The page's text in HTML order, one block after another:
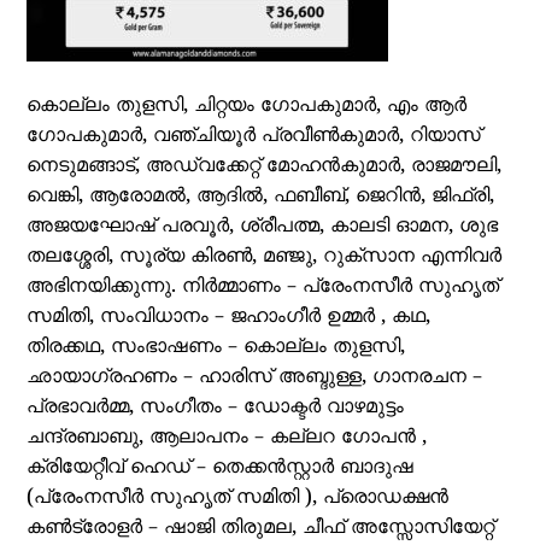
കൊല്ലം തുളസി, ചിറ്റയം ഗോപകുമാർ, എം ആർ
ഗോപകുമാർ, വഞ്ചിയൂർ പ്രവീൺകുമാർ, റിയാസ്
നെടുമങ്ങാട്, അഡ്വക്കേറ്റ് മോഹൻകുമാർ, രാജമൗലി,
വെങ്കി, ആരോമൽ, ആദിൽ, ഫബീബ്, ജെറിൻ, ജിഫ്രി,
അജയഘോഷ് പരവൂർ, ശ്രീപത്മ, കാലടി ഓമന, ശുഭ
തലശ്ശേരി, സൂര്യ കിരൺ, മഞ്ജു, റുക്സാന എന്നിവർ
അഭിനയിക്കുന്നു. നിർമ്മാണം – പ്രേംനസീർ സുഹൃത്
സമിതി, സംവിധാനം – ജഹാംഗീർ ഉമ്മർ , കഥ,
തിരക്കഥ, സംഭാഷണം – കൊല്ലം തുളസി,
ഛായാഗ്രഹണം – ഹാരിസ് അബ്ദുള്ള, ഗാനരചന –
പ്രഭാവർമ്മ, സംഗീതം – ഡോക്ടർ വാഴമുട്ടം
ചന്ദ്രബാബു, ആലാപനം – കല്ലറ ഗോപൻ ,
ക്രിയേറ്റീവ് ഹെഡ് – തെക്കൻസ്റ്റാർ ബാദുഷ
(പ്രേംനസീർ സുഹൃത് സമിതി ), പ്രൊഡക്ഷൻ
കൺട്രോളർ – ഷാജി തിരുമല, ചീഫ് അസ്സോസിയേറ്റ്